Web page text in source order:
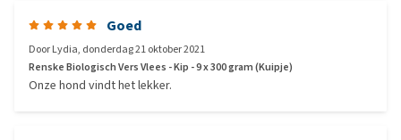
Goed
DoorLydia, donderdag 21 oktober 2021
Renske Biologisch Vers Vlees - Kip - 9 x 300 gram (Kuipje)
Onze hond vindt het lekker.